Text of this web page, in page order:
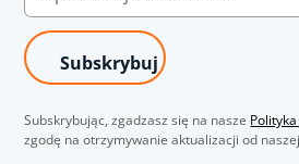
Subskrybując, zgadzasz się na nasze
zgodę na otrzymywanie aktualizacji od